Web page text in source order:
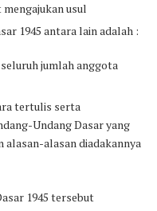
usul
1945 antara lain adalah :
jumlah anggota
tertulis serta
Undang Dasar yang
alasan-alasan diadakannya
1945 tersebut